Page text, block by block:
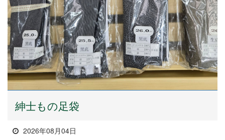
紳士もの足袋
2026年08月04日